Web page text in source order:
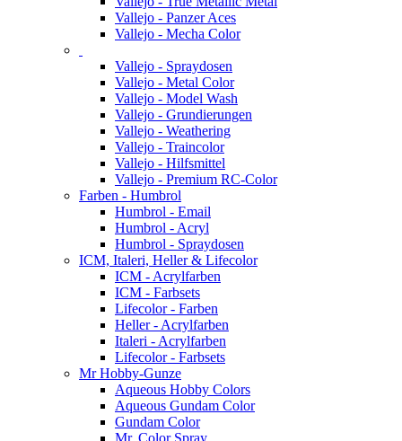
Vallejo - Panzer Aces
Vallejo - Mecha Color
Vallejo - Spraydosen
Vallejo - Metal Color
Vallejo - Model Wash
Vallejo - Grundierungen
Vallejo - Weathering
Vallejo - Traincolor
Vallejo - Hilfsmittel
Vallejo - Premium RC-Color
Farben - Humbrol
Humbrol - Email
Humbrol - Acryl
Humbrol - Spraydosen
ICM, Italeri, Heller & Lifecolor
ICM - Acrylfarben
ICM - Farbsets
Lifecolor - Farben
Heller - Acrylfarben
Italeri - Acrylfarben
Lifecolor - Farbsets
Mr Hobby-Gunze
Aqueous Hobby Colors
Aqueous Gundam Color
Gundam Color
Mr. Color Spray